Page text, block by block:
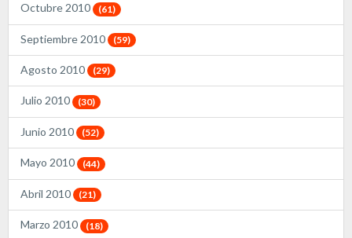
Octubre 2010 (61)
Septiembre 2010 (59)
Agosto 2010 (29)
Julio 2010 (30)
Junio 2010 (52)
Mayo 2010 (44)
Abril 2010 (21)
Marzo 2010 (18)